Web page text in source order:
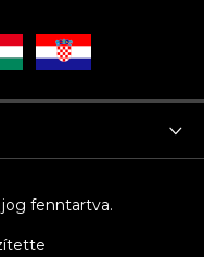
fenntartva.